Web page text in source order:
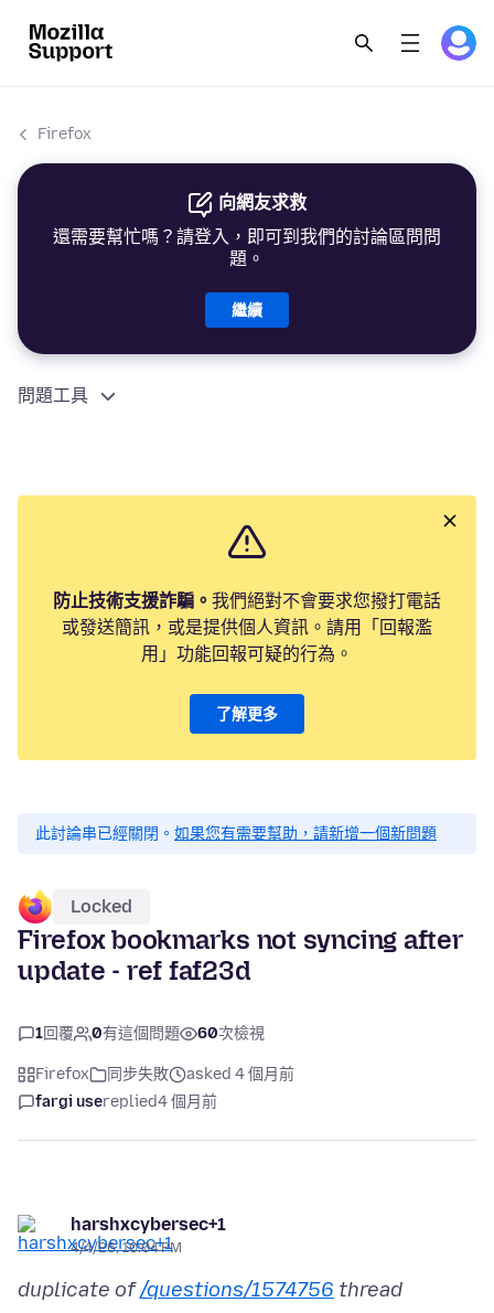
Firefox
向網友求救
還需要幫忙嗎？請登入，即可到我們的討論區問問
題。
繼續
問題工具
防止技術支援詐騙。 我們絕對不會要求您撥打電話
或發送簡訊，或是提供個人資訊。請用「回報濫
用」功能回報可疑的行為。
了解更多
此討論串已經關閉。 如果您有需要幫助，請新增一個新問題
Locked
Firefox bookmarks not syncing after
update - ref faf23d
1回覆 0有這個問題 60次檢視
Firefox 同步失敗
asked 4 個月前
fargi usereplied4 個月前
harshxcybersec+1
4/4/26, 10:04 PM
duplicate of/questions/1574756 thread